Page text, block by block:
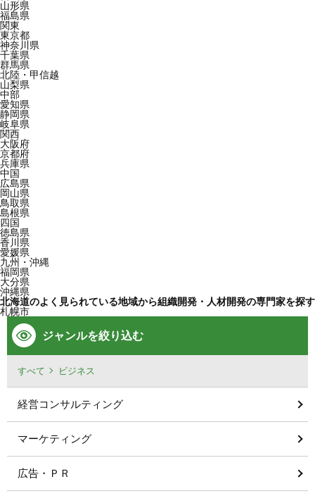
山形県
福島県
関東
東京都
神奈川県
千葉県
群馬県
北陸・甲信越
山梨県
中部
愛知県
静岡県
岐阜県
関西
大阪府
京都府
兵庫県
中国
広島県
岡山県
鳥取県
島根県
四国
徳島県
香川県
愛媛県
九州・沖縄
福岡県
大分県
沖縄県
北海道のよく見られている地域から組織開発・人材開発の専門家を探す
札幌市
ジャンルを絞り込む
すべて ビジネス
経営コンサルティング
マーケティング
広告・ＰＲ